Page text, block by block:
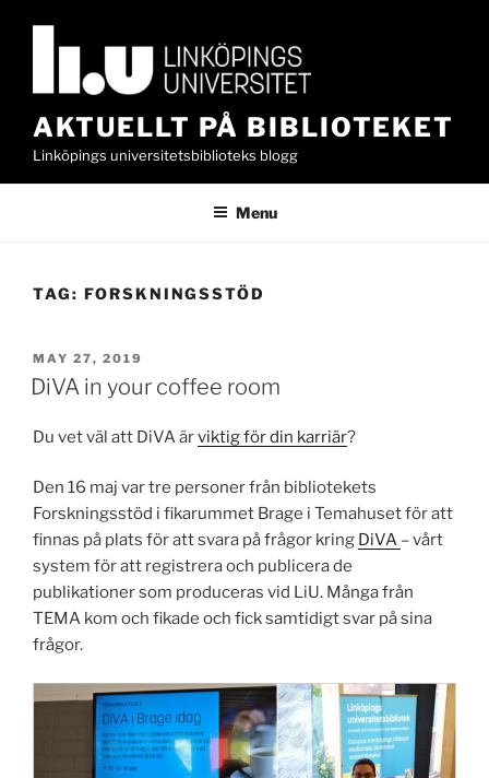
AKTUELLT PÅ BIBLIOTEKET
Linköpings universitetsbiblioteks blogg
Menu
TAG: FORSKNINGSSTÖD
POSTED
ON
MAY 27, 2019
DiVA in your coffee room
Du vet väl att DiVA ärviktig för din karriär?
Den 16 maj var tre personer från bibliotekets
Forskningsstöd i fikarummet Brage i Temahuset för att
finnas på plats för att svara på frågor kring DiVA – vårt
system för att registrera och publicera de
publikationer som produceras vid LiU. Många från
TEMA kom och fikade och fick samtidigt svar på sina
frågor.